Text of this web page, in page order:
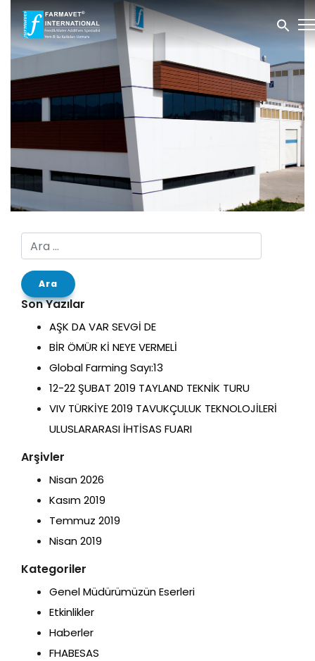
Arama:
Son Yazılar
AŞK DA VAR SEVGİ DE
BİR ÖMÜR Kİ NEYE VERMELİ
Global Farming Sayı:13
12-22 ŞUBAT 2019 TAYLAND TEKNİK TURU
VIV TÜRKİYE 2019 TAVUKÇULUK TEKNOLOJİLERİ
ULUSLARARASI İHTİSAS FUARI
Arşivler
Nisan 2026
Kasım 2019
Temmuz 2019
Nisan 2019
Kategoriler
Genel Müdürümüzün Eserleri
Etkinlikler
Haberler
FHABESAS